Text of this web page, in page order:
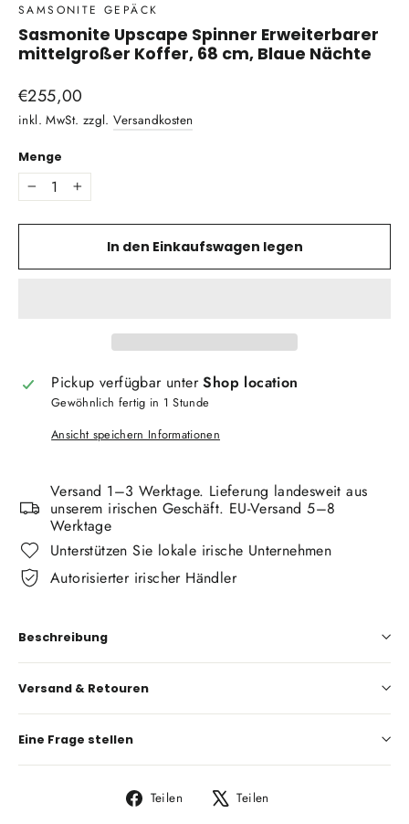
SAMSONITE GEPÄCK
Sasmonite Upscape Spinner Erweiterbarer
mittelgroßer Koffer, 68 cm, Blaue Nächte
Normaler
Preis
€255,00
inkl. MwSt. zzgl.Versandkosten
Menge
− +
In den Einkaufswagen legen
Pickup verfügbar unterShop location
Gewöhnlich fertig in 1 Stunde
Ansicht speichern Informationen
Versand 1–3 Werktage. Lieferung landesweit aus
unserem irischen Geschäft. EU-Versand 5–8
Werktage
Unterstützen Sie lokale irische Unternehmen
Autorisierter irischer Händler
Beschreibung
Versand & Retouren
Eine Frage stellen
Teilen
Auf
Facebook
Teilen